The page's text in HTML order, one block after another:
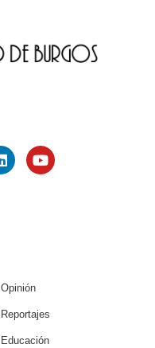
Opinión
Reportajes
Educación